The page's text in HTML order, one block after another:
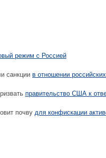
режим с Россией
санкции в отношении
правительство США к
почву для конфискации